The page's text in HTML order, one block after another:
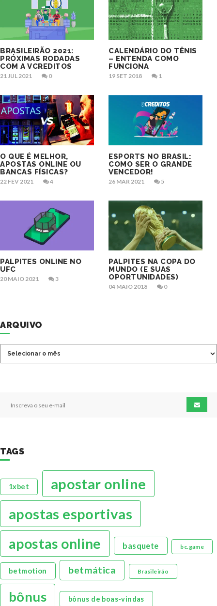
BRASILEIRÃO 2021:
PRÓXIMAS RODADAS
COM A VCREDITOS
21 JUL 2021 0
CALENDÁRIO DO TÊNIS
– ENTENDA COMO
FUNCIONA
19 SET 2018 1
O QUE É MELHOR,
APOSTAS ONLINE OU
BANCAS FÍSICAS?
22 FEV 2021 4
ESPORTS NO BRASIL:
COMO SER O GRANDE
VENCEDOR!
26 MAR 2021 5
PALPITES ONLINE NO
UFC
20 MAIO 2021 3
PALPITES NA COPA DO
MUNDO (E SUAS
OPORTUNIDADES)
04 MAIO 2018 0
ARQUIVO
TAGS
1xbet
apostar online
apostas esportivas
apostas online basquete bc.game
betmotion betmática Brasileirão
bônus bônus de boas-vindas